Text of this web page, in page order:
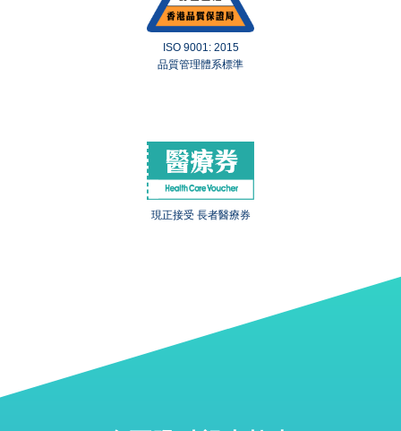
ISO 9001: 2015
品質管理體系標準
現正接受 長者醫療券